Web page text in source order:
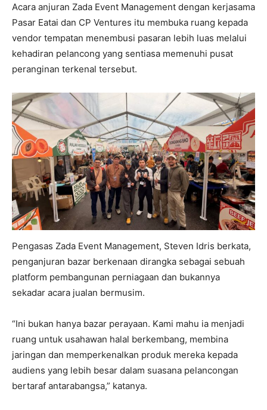
Acara anjuran Zada Event Management dengan kerjasama
Pasar Eatai dan CP Ventures itu membuka ruang kepada
vendor tempatan menembusi pasaran lebih luas melalui
kehadiran pelancong yang sentiasa memenuhi pusat
peranginan terkenal tersebut.
Pengasas Zada Event Management, Steven Idris berkata,
penganjuran bazar berkenaan dirangka sebagai sebuah
platform pembangunan perniagaan dan bukannya
sekadar acara jualan bermusim.
“Ini bukan hanya bazar perayaan. Kami mahu ia menjadi
ruang untuk usahawan halal berkembang, membina
jaringan dan memperkenalkan produk mereka kepada
audiens yang lebih besar dalam suasana pelancongan
bertaraf antarabangsa,” katanya.